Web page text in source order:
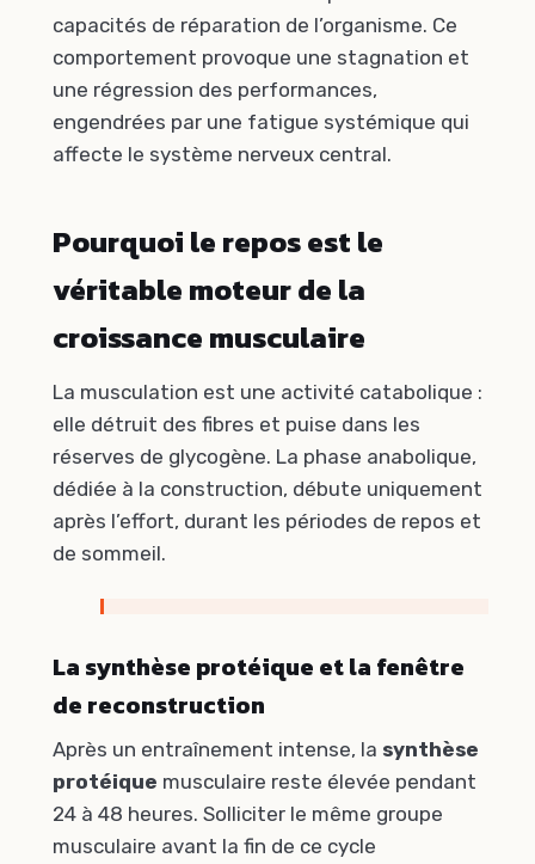
capacités de réparation de l’organisme. Ce
comportement provoque une stagnation et
une régression des performances,
engendrées par une fatigue systémique qui
affecte le système nerveux central.
Pourquoi le repos est le
véritable moteur de la
croissance musculaire
La musculation est une activité catabolique :
elle détruit des fibres et puise dans les
réserves de glycogène. La phase anabolique,
dédiée à la construction, débute uniquement
après l’effort, durant les périodes de repos et
de sommeil.
La synthèse protéique et la fenêtre
de reconstruction
Après un entraînement intense, la synthèse
protéique musculaire reste élevée pendant
24 à 48 heures. Solliciter le même groupe
musculaire avant la fin de ce cycle